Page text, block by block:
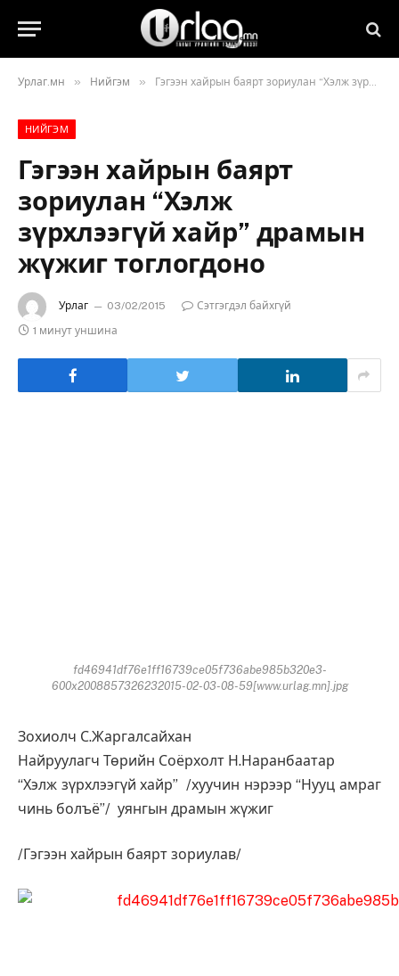
Урлаг.мн » Нийгэм » Гэгээн хайрын баярт зориулан “Хэлж зүрхлээгүй хайр” драмын жүжиг тоглогдоно
НИЙГЭМ
Гэгээн хайрын баярт
зориулан “Хэлж
зүрхлээгүй хайр” драмын
жүжиг тоглогдоно
Урлаг 03/02/2015
Сэтгэгдэл байхгүй
1 минут уншина
fd46941df76e1ff16739ce05f736abe985b320e3-
600x2008857326232015-02-03-08-59[www.urlag.mn].jpg
Зохиолч С.Жаргалсайхан
Найруулагч Төрийн Соёрхолт Н.Наранбаатар
“Хэлж зүрхлээгүй хайр” /хуучин нэрээр “Нууц амраг
чинь болъё”/ уянгын драмын жүжиг
/Гэгээн хайрын баярт зориулав/